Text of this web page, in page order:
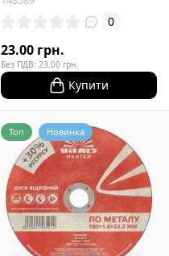
0
23.00 грн.
Без ПДВ: 23.00 грн.
Купити
Топ Новинка